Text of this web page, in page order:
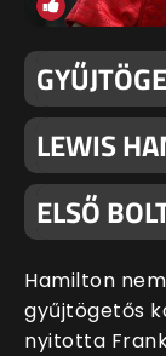
LEWIS
ELSŐ
Hamilton
gyűjtögetős
nyitotta